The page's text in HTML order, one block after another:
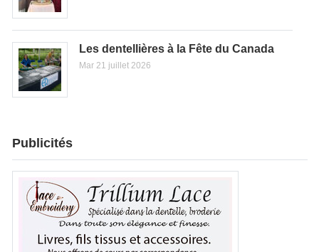
Les dentellières à la Fête du Canada
Mar 21 juillet 2026
Publicités